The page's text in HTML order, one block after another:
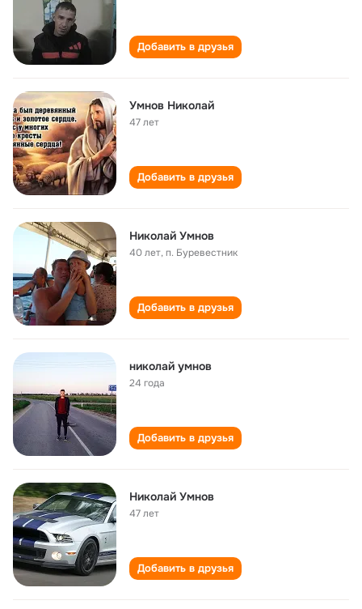
Добавить в друзья
Умнов Николай
47 лет
Добавить в друзья
Николай Умнов
40 лет,п. Буревестник
Добавить в друзья
николай умнов
24 года
Добавить в друзья
Николай Умнов
47 лет
Добавить в друзья